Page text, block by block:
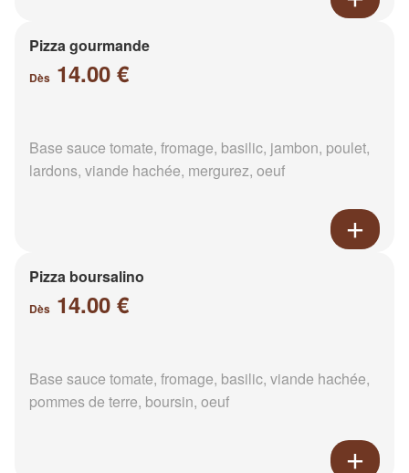
Pizza gourmande
Dès 14.00 €
Base sauce tomate, fromage, basilic, jambon, poulet,
lardons, viande hachée, mergurez, oeuf
Pizza boursalino
Dès 14.00 €
Base sauce tomate, fromage, basilic, viande hachée,
pommes de terre, boursin, oeuf